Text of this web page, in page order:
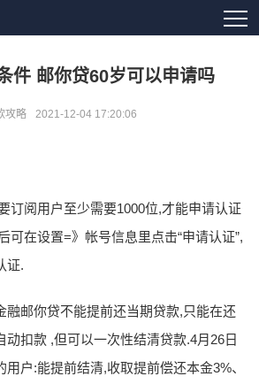
件 邮你贷60岁可以申请吗
攻略 2021-12-04 17:20:06
订阅用户至少需要1000位,才能申请认证
可在设置=》帐号信息里点击“申请认证”,
证.
融邮你贷不能提前还当期贷款,只能在还
动扣款 ,但可以一次性结清贷款.4月26日
户:能提前结清,收取提前偿还本金3%、